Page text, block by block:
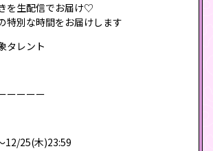
を生配信でお届け♡
特別な時間をお届けします
タレント
ーーーー
12/25(木)23:59